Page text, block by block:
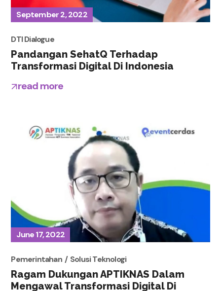
September 2, 2022
DTI Dialogue
Pandangan SehatQ Terhadap
Transformasi Digital Di Indonesia
read more
June 17, 2022
Pemerintahan Solusi Teknologi
Ragam Dukungan APTIKNAS Dalam
Mengawal Transformasi Digital Di